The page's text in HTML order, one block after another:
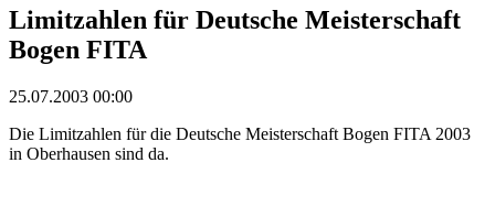
Limitzahlen für Deutsche Meisterschaft
Bogen FITA
25.07.2003 00:00
Die Limitzahlen für die Deutsche Meisterschaft Bogen FITA 2003
in Oberhausen sind da.